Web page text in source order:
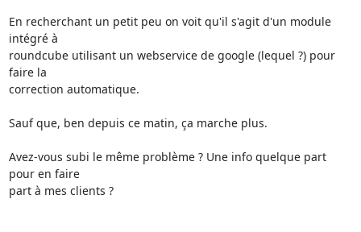
En recherchant un petit peu on voit qu'il s'agit d'un module
intégré à
roundcube utilisant un webservice de google (lequel ?) pour
faire la
correction automatique.
Sauf que, ben depuis ce matin, ça marche plus.
Avez-vous subi le même problème ? Une info quelque part
pour en faire
part à mes clients ?